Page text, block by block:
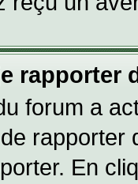
rapporter
forum a
En